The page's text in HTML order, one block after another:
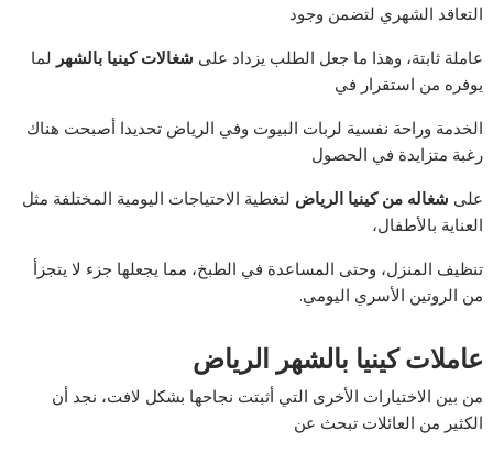
التعاقد الشهري لتضمن وجود
عاملة ثابتة، وهذا ما جعل الطلب يزداد على شغالات كينيا بالشهر لما
يوفره من استقرار في
الخدمة وراحة نفسية لربات البيوت وفي الرياض تحديدا أصبحت هناك
رغبة متزايدة في الحصول
على شغاله من كينيا الرياض لتغطية الاحتياجات اليومية المختلفة مثل
العناية بالأطفال،
تنظيف المنزل، وحتى المساعدة في الطبخ، مما يجعلها جزء لا يتجزأ
من الروتين الأسري اليومي.
عاملات كينيا بالشهر الرياض
من بين الاختيارات الأخرى التي أثبتت نجاحها بشكل لافت، نجد أن
الكثير من العائلات تبحث عن